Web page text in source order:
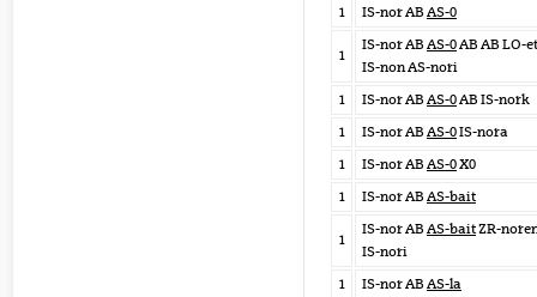
1
IS-nor AB AS-0
1
IS-nor AB AS-0AB AB LO-
IS-non AS-nori
1
IS-nor AB AS-0AB IS-nork
1
IS-nor AB AS-0IS-nora
1
IS-nor AB AS-0X0
1
IS-nor AB AS-bait
1
IS-nor AB AS-baitZR-
IS-nori
1
IS-nor AB AS-la